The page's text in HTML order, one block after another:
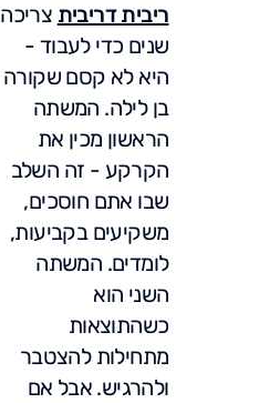
ריבית דריבית צריכה
שנים כדי לעבוד -
היא לא קסם שקורה
בן לילה. המשתה
הראשון מכין את
הקרקע - זה השלב
שבו אתם חוסכים,
משקיעים בקביעות,
לומדים. המשתה
השני הוא
כשהתוצאות
מתחילות להצטבר
ולהרגיש. אבל אם